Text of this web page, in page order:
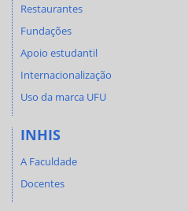
Restaurantes
Fundações
Apoio estudantil
Internacionalização
Uso da marca UFU
INHIS
A Faculdade
Docentes